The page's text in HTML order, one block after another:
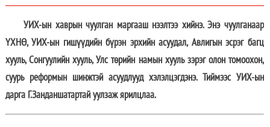
УИХ-ын хаврын чуулган маргааш нээлтээ хийнэ. Энэ чуулганаар
ҮХНӨ, УИХ-ын гишүүдийн бүрэн эрхийн асуудал, Авлигын эсрэг багц
хууль, Сонгуулийн хууль, Улс төрийн намын хууль зэрэг олон томоохон,
суурь реформын шинжтэй асуудлууд хэлэлцэгдэнэ. Тиймээс УИХ-ын
дарга Г.Занданшатартай уулзаж ярилцлаа.